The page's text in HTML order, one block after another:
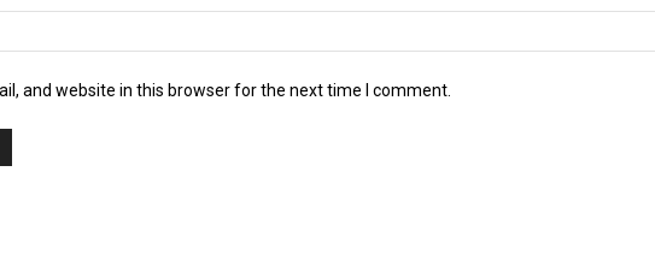
and website in this browser for the next time I comment.